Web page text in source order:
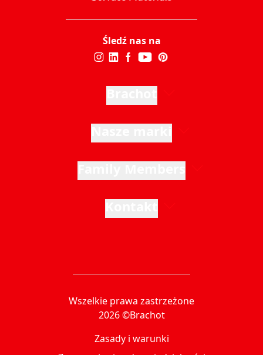
Śledź nas na
Wszelkie prawa zastrzeżone
2026 ©Brachot
Zasady i warunki